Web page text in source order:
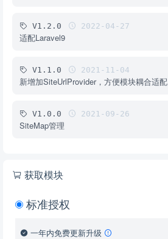
V1.2.0 2022-04-27
适配Laravel9
V1.1.0 2021-11-04
新增加SiteUrlProvider，方便模块耦合适配
V1.0.0 2021-09-26
SiteMap管理
获取模块
标准授权
一年内免费更新升级